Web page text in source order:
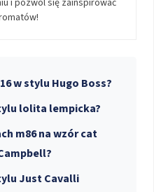
w stylu Hugo Boss?
lolita lempicka?
m86 na wzór cat
Just Cavalli